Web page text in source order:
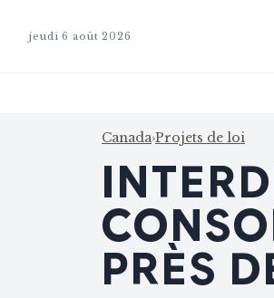
jeudi 6 août 2026
Canada›Projets de loi
PRÈS